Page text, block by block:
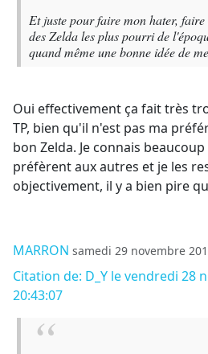
Et juste pour faire mon hater,
des Zelda les plus pourri de
quand même une bonne idée de
Oui effectivement ça fait très
TP, bien qu'il n'est pas ma
bon Zelda. Je connais
préfèrent aux autres et je les
objectivement, il y a bien pire
MARRON samedi 29 novembre
Citation de: D_Y le vendredi 28
20:43:07